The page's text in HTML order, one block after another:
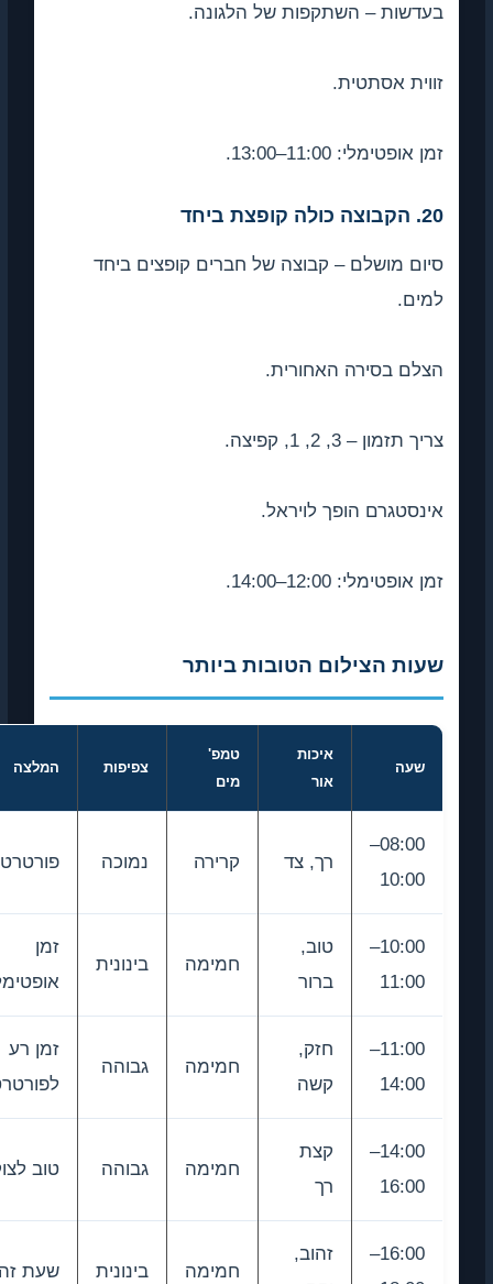
בעדשות – השתקפות של הלגונה.
זווית אסתטית.
זמן אופטימלי: 11:00–13:00.
סיום מושלם – קבוצה של חברים קופצים ביחד
למים.
הצלם בסירה האחורית.
צריך תזמון – 3, 2, 1, קפיצה.
אינסטגרם הופך לויראל.
זמן אופטימלי: 12:00–14:00.
שעות הצילום הטובות ביותר
המלצה
08:00–
רך, צד קרירה נמוכה פורטרטים
10:00–
טוב,
חמימה בינונית
אופטימלי
11:00–
חזק,
חמימה גבוהה
זמן רע
לפורטרטים
14:00–
קצת
חמימה גבוהה טוב לצוקים
16:00–
זהוב,
חמימה בינונית שעת זהב